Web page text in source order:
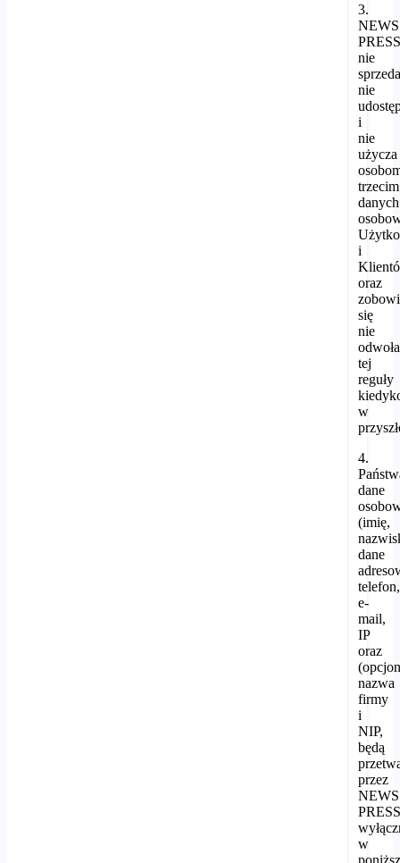
3.
NEWS
nie
nie
i
nie
użycza
trzecim
danych
i
oraz
się
nie
tej
reguły
w
4.
dane
(imię,
dane
telefon,
e-
mail,
IP
oraz
nazwa
firmy
i
NIP,
będą
przez
NEWS
w